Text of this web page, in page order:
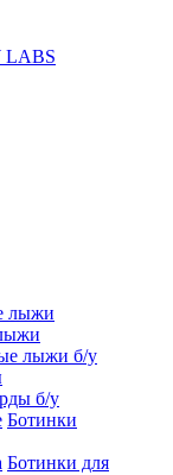
LABS
лыжи
лыжи б/у
б/у
Ботинки
Ботинки для